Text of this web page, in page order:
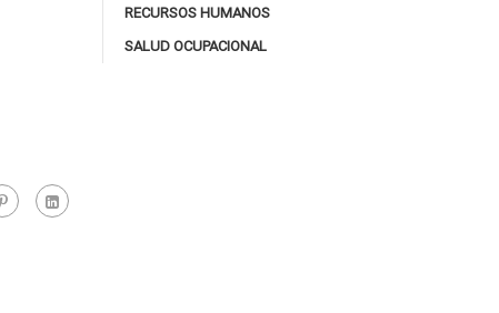
RECURSOS HUMANOS
SALUD OCUPACIONAL